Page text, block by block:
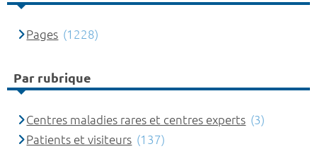
Pages (1228)
Par rubrique
Centres maladies rares et centres experts (3)
Patients et visiteurs (137)